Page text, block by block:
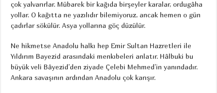
çok yalvarırlar. Mübarek bir kağıda birşeyler karalar, ordugâha
yollar. O kağıtta ne yazılıdır bilemiyoruz, ancak hemen o gün
çadırlar sökülür. Asya yollarına göç düzülür.
Ne hikmetse Anadolu halkı hep Emir Sultan Hazretleri ile
Yıldırım Bayezid arasındaki menkıbeleri anlatır. Hâlbuki bu
büyük veli Bâyezid’den ziyade Çelebi Mehmed’in yanındadır.
Ankara savaşının ardından Anadolu çok karışır.